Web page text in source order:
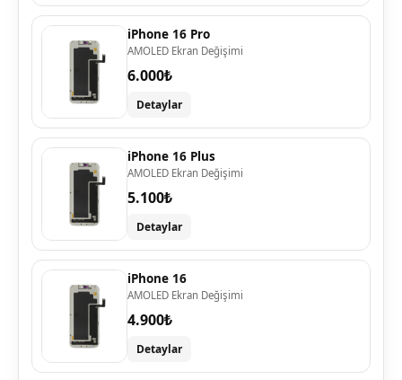
iPhone 16 Pro
AMOLED Ekran Değişimi
6.000₺
Detaylar
iPhone 16 Plus
AMOLED Ekran Değişimi
5.100₺
Detaylar
iPhone 16
AMOLED Ekran Değişimi
4.900₺
Detaylar